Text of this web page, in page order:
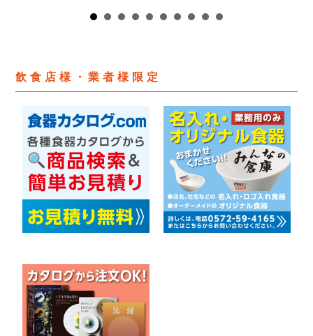
飲食店様・業者様限定